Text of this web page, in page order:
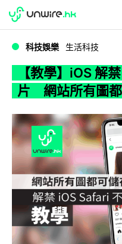
WWDC 2026
科技娛樂 生活科技
【教學】iOS 解
片 網站所有圖